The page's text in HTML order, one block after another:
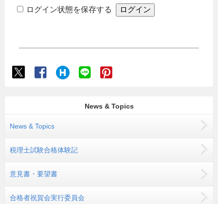
ログイン状態を保存する
News & Topics
News & Topics
税理士試験合格体験記
意見書・要望書
合格者祝賀会実行委員会